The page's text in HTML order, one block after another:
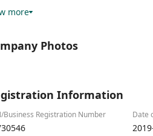
成員澳覓APP是澳門最大的本地生活服
more
Photos
Information
Business Registration Number Date